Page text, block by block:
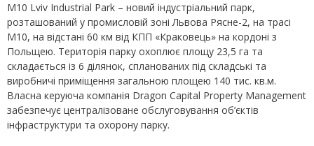
М10 Lviv Industrial Park – новий індустріальний парк,
розташований у промисловій зоні Львова Рясне-2, на трасі
М10, на відстані 60 км від КПП «Краковець» на кордоні з
Польщею. Територія парку охоплює площу 23,5 га та
складається із 6 ділянок, спланованих під складські та
виробничі приміщення загальною площею 140 тис. кв.м.
Власна керуюча компанія Dragon Capital Property Management
забезпечує централізоване обслуговування об’єктів
інфраструктури та охорону парку.